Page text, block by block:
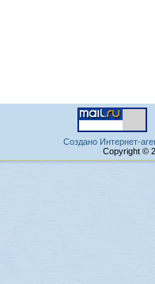
Создано Интернет-
Copyright ©